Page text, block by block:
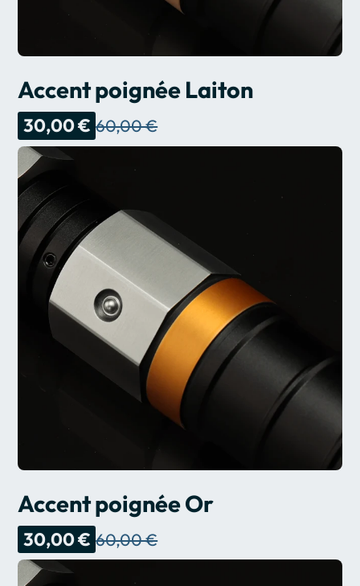
Accent poignée Laiton
30,00 € 60,00 €
Accent poignée Or
30,00 € 60,00 €